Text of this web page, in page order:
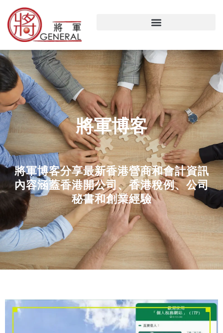
至
內
容
將軍博客
將軍博客分享最新香港營商和會計資訊
內容涵蓋香港開公司、香港稅例、公司
秘書和創業經驗